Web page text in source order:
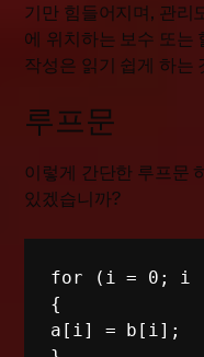
기만 힘들어지며, 관리
에 위치하는 보수 또는
작성은 읽기 쉽게 하는
루프문
이렇게 간단한 루프문
있겠습니까?
for (i = 0; i
{
a[i] = b[i];